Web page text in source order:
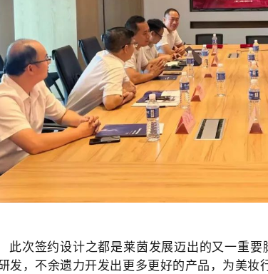
此次签约设计之都是莱茵发展迈出的又一重
发，不余遗力开发出更多更好的产品，为美妆